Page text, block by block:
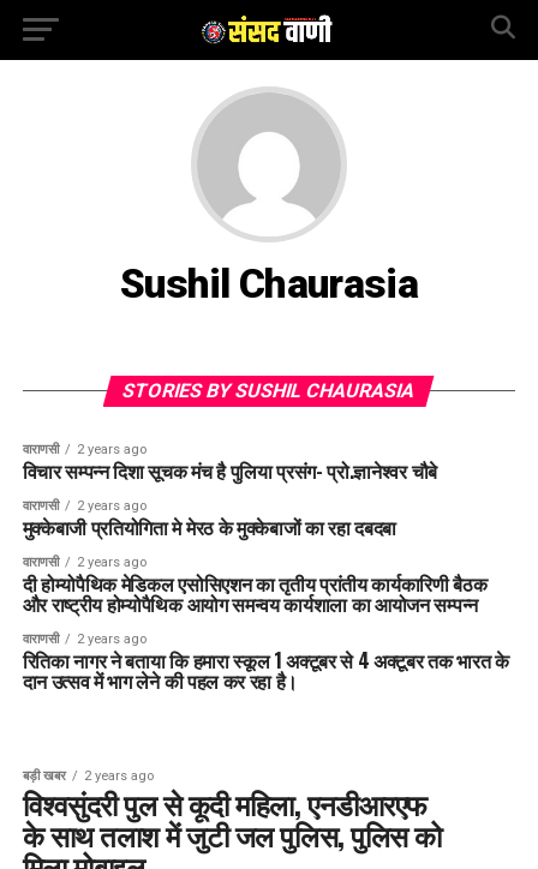
Sushil Chaurasia
STORIES BY SUSHIL CHAURASIA
वाराणसी 2 years ago
विचार सम्पन्न दिशा सूचक मंच है पुलिया प्रसंग- प्रो.ज्ञानेश्वर चौबे
वाराणसी 2 years ago
मुक्केबाजी प्रतियोगिता मे मेरठ के मुक्केबाजों का रहा दबदबा
वाराणसी 2 years ago
दी होम्योपैथिक मेडिकल एसोसिएशन का तृतीय प्रांतीय कार्यकारिणी बैठक
और राष्ट्रीय होम्योपैथिक आयोग समन्वय कार्यशाला का आयोजन सम्पन्न
वाराणसी 2 years ago
रितिका नागर ने बताया कि हमारा स्कूल 1 अक्टूबर से 4 अक्टूबर तक भारत के
दान उत्सव में भाग लेने की पहल कर रहा है।
बड़ी खबर 2 years ago
विश्वसुंदरी पुल से कूदी महिला, एनडीआरएफ
के साथ तलाश में जुटी जल पुलिस, पुलिस को